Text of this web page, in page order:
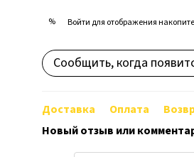
% Войтидля отображения
Сообщить, когда
Доставка Оплата
Новый отзыв или